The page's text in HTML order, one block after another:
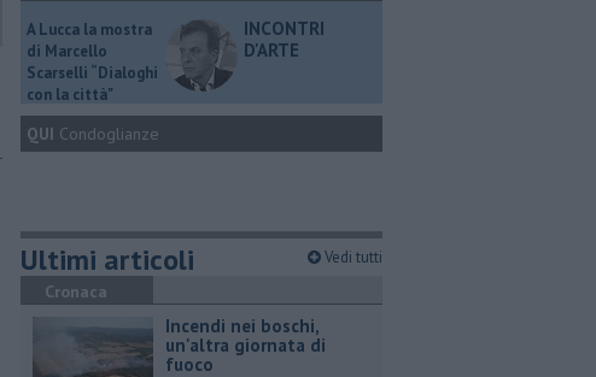
A Lucca la mostra
di Marcello
Scarselli “Dialoghi
con la città"
INCONTRI
D'ARTE
QUI Condoglianze
Ultimi articoli Vedi tutti
Cronaca
Incendi nei boschi,
un'altra giornata di
fuoco